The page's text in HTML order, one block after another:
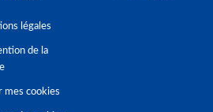
légales
de la
mes cookies